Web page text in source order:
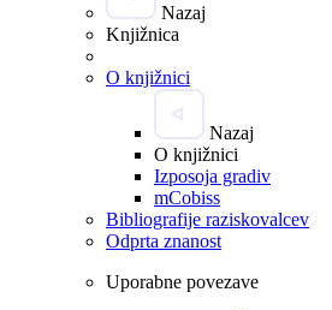
Nazaj
Knjižnica
O knjižnici
Nazaj
O knjižnici
Izposoja gradiv
mCobiss
Bibliografije raziskovalcev
Odprta znanost
Uporabne povezave